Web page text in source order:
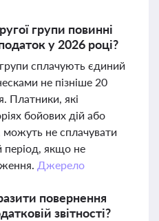
групи повинні
у 2026 році?
сплачують єдиний
не пізніше 20
Платники, які
бойових дій або
не сплачувати
період, якщо не
Джерело
повернення
звітності?